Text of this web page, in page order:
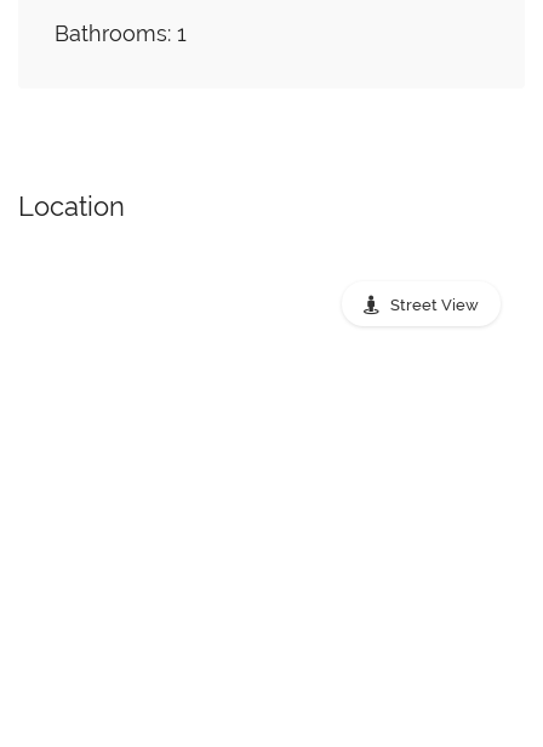
Bathrooms: 1
Location
Street View